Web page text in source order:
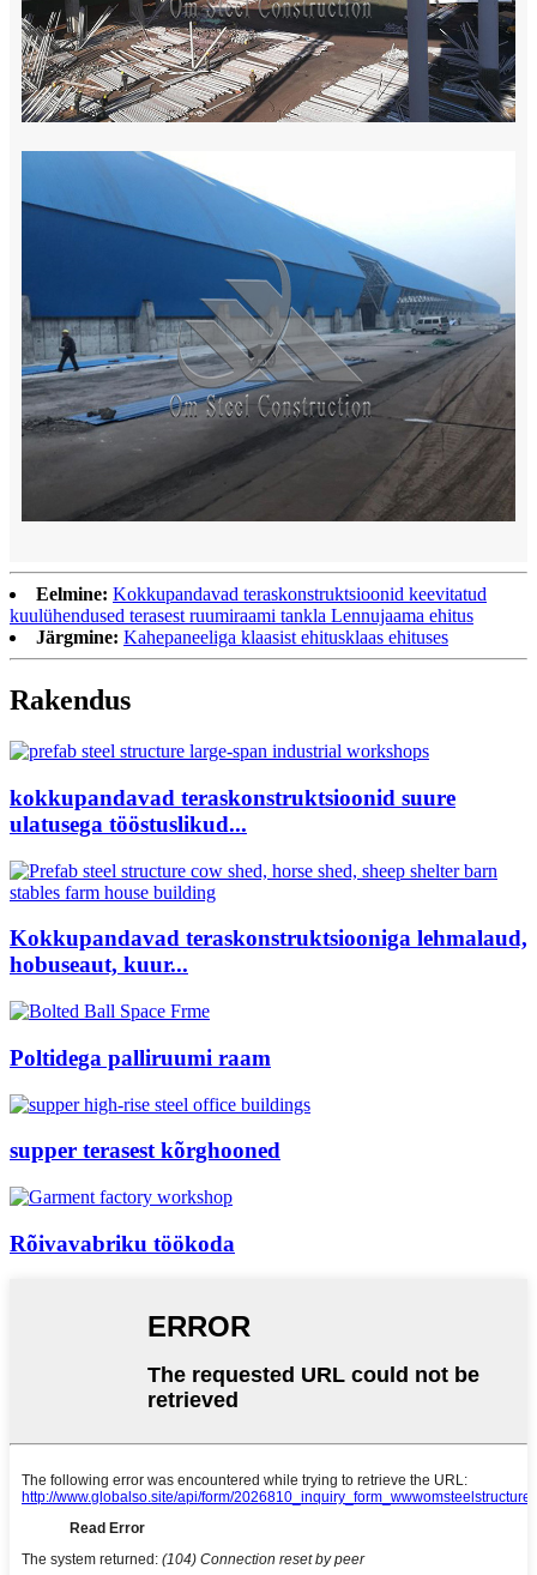
Eelmine: Kokkupandavad teraskonstruktsioonid keevitatud
kuulühendused terasest ruumiraami tankla Lennujaama ehitus
Järgmine: Kahepaneeliga klaasist ehitusklaas ehituses
Rakendus
kokkupandavad teraskonstruktsioonid suure
ulatusega tööstuslikud...
Kokkupandavad teraskonstruktsiooniga lehmalaud,
hobuseaut, kuur...
Poltidega palliruumi raam
supper terasest kõrghooned
Rõivavabriku töökoda